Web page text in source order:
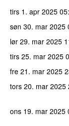
tirs 1. apr 2025
søn 30. mar 2025
lør 29. mar 2025
tirs 25. mar 2025
fre 21. mar 2025
tors 20. mar 2025
ons 19. mar 2025